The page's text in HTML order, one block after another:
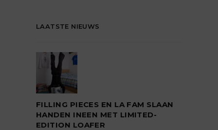
LAATSTE NIEUWS
FILLING PIECES EN LA FAM SLAAN
HANDEN INEEN MET LIMITED-
EDITION LOAFER